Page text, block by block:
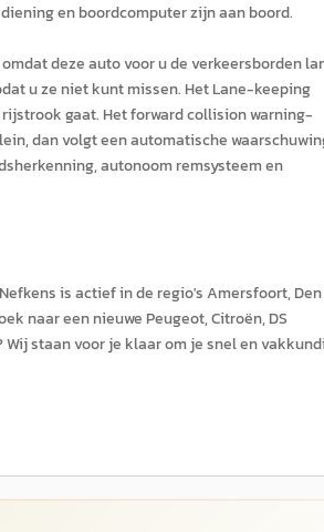
en boordcomputer zijn aan boord.
deze auto voor u de verkeersborden
u ze niet kunt missen. Het Lane-keeping
gaat. Het forward collision warning-
dan volgt een automatische
autonoom remsysteem en
is actief in de regio's Amersfoort, Den
naar een nieuwe Peugeot, Citroën, DS
staan voor je klaar om je snel en